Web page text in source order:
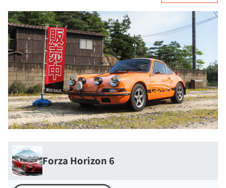
Forza Horizon 6